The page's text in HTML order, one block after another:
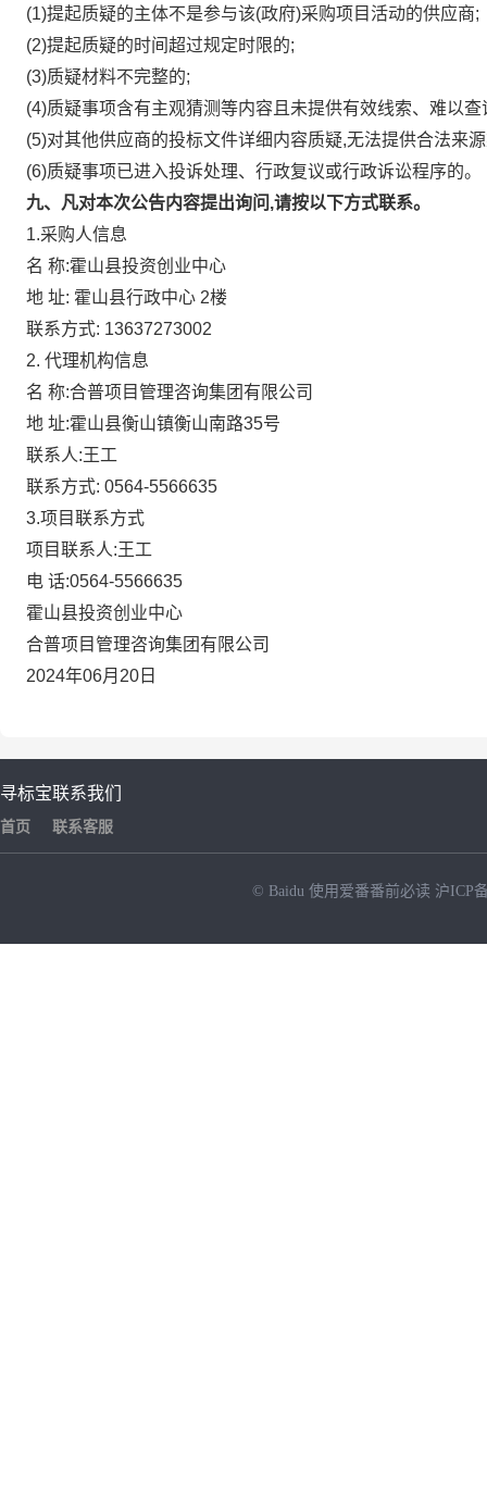
(1)提起质疑的主体不是参与该(政府)采购项目活动的供应商;
(2)提起质疑的时间超过规定时限的;
(3)质疑材料不完整的;
(4)质疑事项含有主观猜测等内容且未提供有效线索、难以查
(5)对其他供应商的投标文件详细内容质疑,无法提供合法来
(6)质疑事项已进入投诉处理、行政复议或行政诉讼程序的。
九、凡对本次公告内容提出询问,请按以下方式联系。
1.采购人信息
名 称:霍山县投资创业中心
地 址: 霍山县行政中心 2楼
联系方式: 13637273002
2. 代理机构信息
名 称:合普项目管理咨询集团有限公司
地 址:霍山县衡山镇衡山南路35号
联系人:王工
联系方式: 0564-5566635
3.项目联系方式
项目联系人:王工
电 话:0564-5566635
霍山县投资创业中心
合普项目管理咨询集团有限公司
2024年06月20日
寻标宝
首页
联系我们
联系客服
© Baidu 使用爱番番前必读 沪ICP